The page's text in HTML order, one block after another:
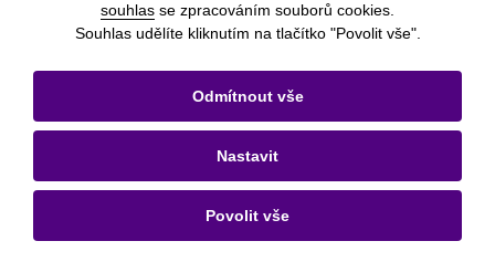
Právní informace
Nastavení cookies
Ochrana osobních údajů a cookies
Kontakty
souhlas se zpracováním souborů cookies.
Souhlas udělíte kliknutím na tlačítko "Povolit vše".
Povolit vše
Nastavit
Odmítnout vše